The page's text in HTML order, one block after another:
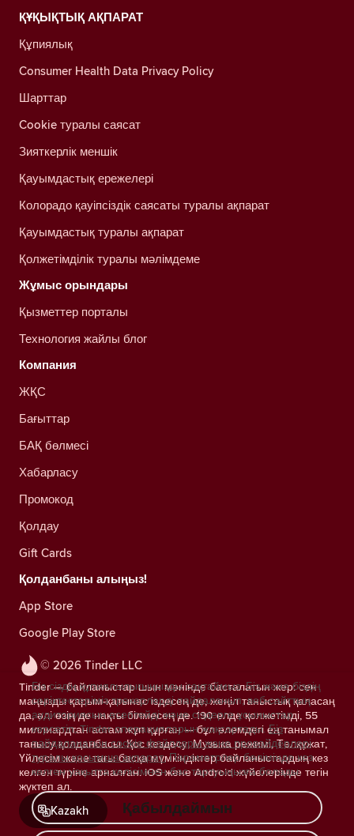
© 2026 Tinder LLC
Tinder — байланыстар шын мәнінде басталатын жер: сен
маңызды қарым-қатынас іздесең де, жеңіл таныстық қаласаң
да, әлі өзің де нақты білмесең де. 190 елде қолжетімді, 55
миллиардтан астам жұп құрған — бұл әлемдегі ең танымал
танысу қолданбасы. Қос кездесу, Музыка режимі, Төлқұжат,
Үйлесім және тағы басқа мүмкіндіктер байланыстардың кез
келген түріне арналған. iOS және Android жүйелерінде тегін
жүктеп ал.
Kazakh
ҚҰҚЫҚТЫҚ АҚПАРАТ
Құпиялық
Consumer Health Data Privacy Policy
Шарттар
Cookie туралы саясат
Зияткерлік меншік
Қауымдастық ережелері
Колорадо қауіпсіздік саясаты туралы ақпарат
Қауымдастық туралы ақпарат
Қолжетімділік туралы мәлімдеме
Жұмыс орындары
Қызметтер порталы
Технология жайлы блог
Компания
ЖҚС
Бағыттар
БАҚ бөлмесі
Хабарласу
Промокод
Қолдау
Gift Cards
Қолданбаны алыңыз!
App Store
Google Play Store
Біз сіздің құпиялылығыңызды сақтаймыз. Біз және біздің
серіктестеріміз трекерлерді пайдаланып, веб-сайттың
аудиториясын есептейді және сіздерге ұсыныстар
көрсетіп, Tinder операцияларын жақсартады. Біз
пайдаланатын cookie файлдары және провайдерлері
туралы қосымша ақпарат. Параметрлер бөлімінде кез
келген уақытта келісімнен бас тартуыңызға болады.
Қабылдаймын